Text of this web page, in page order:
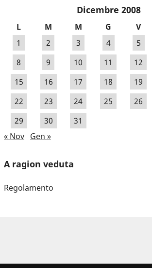
Dicembre 2008
L M M G V
1
2 3 4 5
8
9 10 11 12
15
16 17 18 19
22
23 24 25 26
29
30
31
« Nov Gen »
A ragion veduta
Regolamento